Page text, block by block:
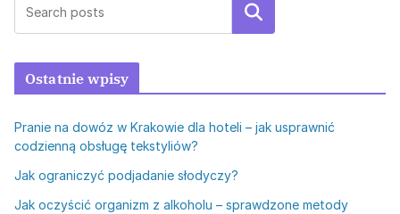
Szukaj
Ostatnie wpisy
Pranie na dowóz w Krakowie dla hoteli – jak usprawnić
codzienną obsługę tekstyliów?
Jak ograniczyć podjadanie słodyczy?
Jak oczyścić organizm z alkoholu – sprawdzone metody